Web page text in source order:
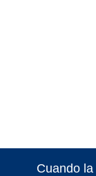
Cuando